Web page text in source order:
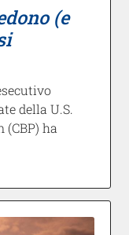
(e
della U.S.
ha